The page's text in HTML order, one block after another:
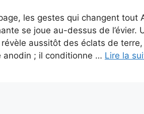
les gestes qui changent tout
se joue au-dessus de l’évier.
aussitôt des éclats de terre,
anodin ; il conditionne … Lire la